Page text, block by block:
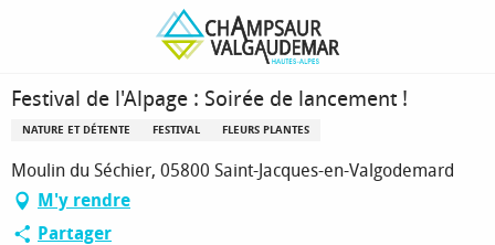
principal
Festival de l'Alpage : Soirée de lancement !
Festival de l'Alpage : Soirée de lancement !
NATURE ET DÉTENTE FESTIVAL FLEURS PLANTES
Moulin du Séchier, 05800 Saint-Jacques-en-Valgodemard
M'y rendre
Partager